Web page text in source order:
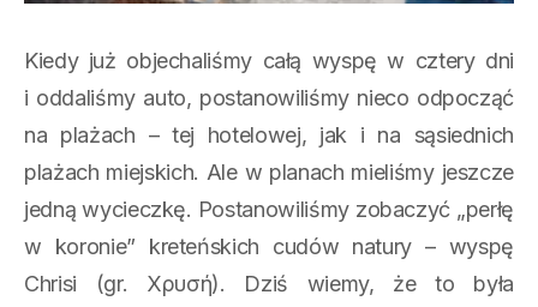
Kiedy już objechaliśmy całą wyspę w cztery dni
i oddaliśmy auto, postanowiliśmy nieco odpocząć
na plażach – tej hotelowej, jak i na sąsiednich
plażach miejskich. Ale w planach mieliśmy jeszcze
jedną wycieczkę. Postanowiliśmy zobaczyć „perłę
w koronie” kreteńskich cudów natury – wyspę
Chrisi (gr. Χρυσή). Dziś wiemy, że to była